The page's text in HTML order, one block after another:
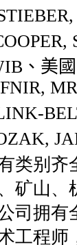
、美
类别齐
矿山、
司拥有
工程师